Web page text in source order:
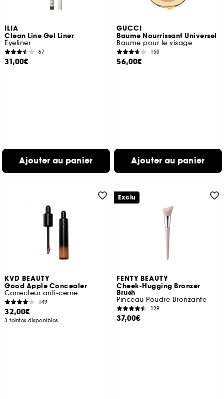
ILIA
Clean Line Gel Liner
Eyeliner
67
31,00€
Ajouter au panier
GUCCI
Baume Nourrissant Universel
Baume pour le visage
150
56,00€
Ajouter au panier
KVD BEAUTY
Good Apple Concealer
Correcteur anti-cerne
149
32,00€
3 teintes disponibles
FENTY BEAUTY
Cheek-Hugging Bronzer
Brush
Pinceau Poudre Bronzante
129
37,00€
Exclu